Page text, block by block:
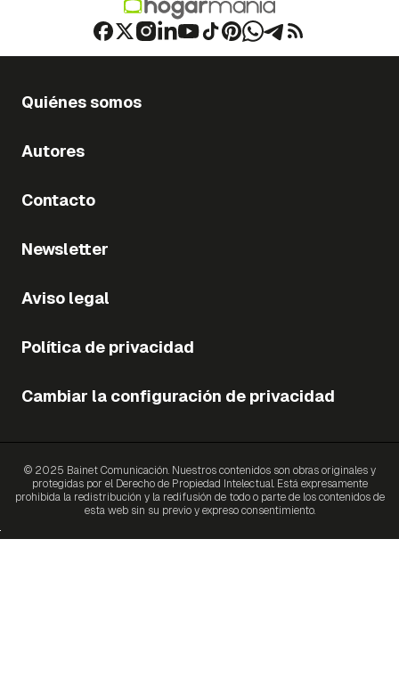
Quiénes somos
Autores
Contacto
Newsletter
Aviso legal
Política de privacidad
Cambiar la configuración de privacidad
© 2025 Bainet Comunicación. Nuestros contenidos son obras originales y
protegidas por el Derecho de Propiedad Intelectual. Está expresamente
prohibida la redistribución y la redifusión de todo o parte de los contenidos de
esta web sin su previo y expreso consentimiento.